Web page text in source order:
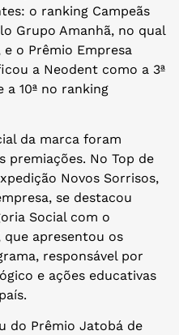
o ranking Campeãs
Grupo Amanhã, no qual
o Prêmio Empresa
a Neodent como a 3ª
a 10ª no ranking
da marca foram
premiações. No Top de
Novos Sorrisos,
se destacou
Social com o
que apresentou os
responsável por
e ações educativas
do Prêmio Jatobá de